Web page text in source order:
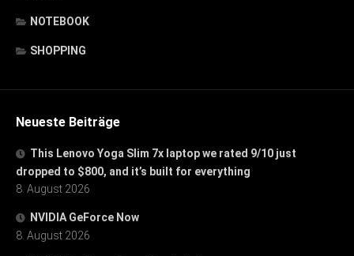
NOTEBOOK
SHOPPING
Neueste Beiträge
This Lenovo Yoga Slim 7x laptop we rated 9/10 just
dropped to $800, and it’s built for everything
8. August 2026
NVIDIA GeForce Now
8. August 2026